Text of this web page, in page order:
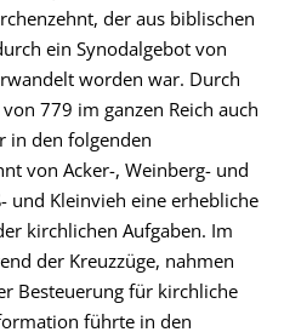
der aus biblischen
ein Synodalgebot von
worden war. Durch
779 im ganzen Reich auch
in den folgenden
von Acker-, Weinberg- und
und Kleinvieh eine erhebliche
kirchlichen Aufgaben. Im
der Kreuzzüge, nahmen
Besteuerung für kirchliche
führte in den